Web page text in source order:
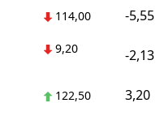
114,00 -5,55
9,20 -2,13
122,50 3,20